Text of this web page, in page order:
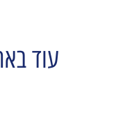
עוד